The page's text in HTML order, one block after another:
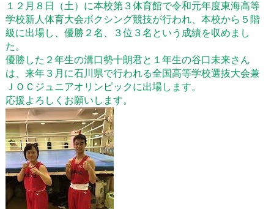
１２月８日（土）に本校第３体育館で令和元年度東海高等
学校新人体育大会ボクシング競技が行われ、本校から５階
級に出場し、優勝２名、３位３名という成績を収めまし
た。
優勝した２年生の溝口勢十朗君と１年生の谷口未来さん
は、来年３月に石川県で行われる全国高等学校選抜大会兼
ＪＯＣジュニアオリンピックに出場します。
応援よろしくお願いします。